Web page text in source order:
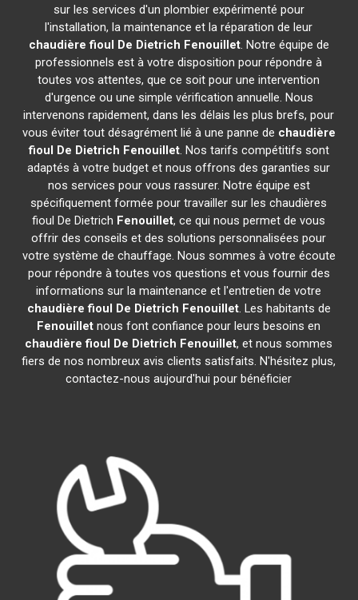
sur les services d'un plombier expérimenté pour
l'installation, la maintenance et la réparation de leur
chaudière fioul De Dietrich Fenouillet. Notre équipe de
professionnels est à votre disposition pour répondre à
toutes vos attentes, que ce soit pour une intervention
d'urgence ou une simple vérification annuelle. Nous
intervenons rapidement, dans les délais les plus brefs, pour
vous éviter tout désagrément lié à une panne de chaudière
fioul De Dietrich Fenouillet. Nos tarifs compétitifs sont
adaptés à votre budget et nous offrons des garanties sur
nos services pour vous rassurer. Notre équipe est
spécifiquement formée pour travailler sur les chaudières
fioul De Dietrich Fenouillet, ce qui nous permet de vous
offrir des conseils et des solutions personnalisées pour
votre système de chauffage. Nous sommes à votre écoute
pour répondre à toutes vos questions et vous fournir des
informations sur la maintenance et l'entretien de votre
chaudière fioul De Dietrich Fenouillet. Les habitants de
Fenouillet nous font confiance pour leurs besoins en
chaudière fioul De Dietrich Fenouillet, et nous sommes
fiers de nos nombreux avis clients satisfaits. N'hésitez plus,
contactez-nous aujourd'hui pour bénéficier